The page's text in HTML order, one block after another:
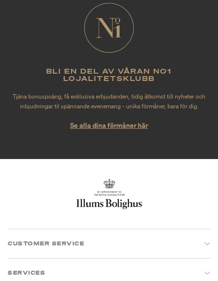
BLI EN DEL AV VÅRAN NO1
LOJALITETSKLUBB
Tjäna bonuspoäng, få exklusiva erbjudanden, tidig åtkomst till nyheter och
inbjudningar til spännande evenemang - unika förmåner, bara för dig.
Se alla dina förmåner här
CUSTOMER SERVICE
SERVICES